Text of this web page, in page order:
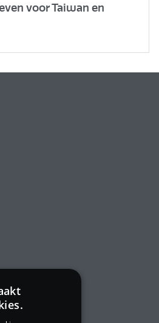
voor Taiwan en